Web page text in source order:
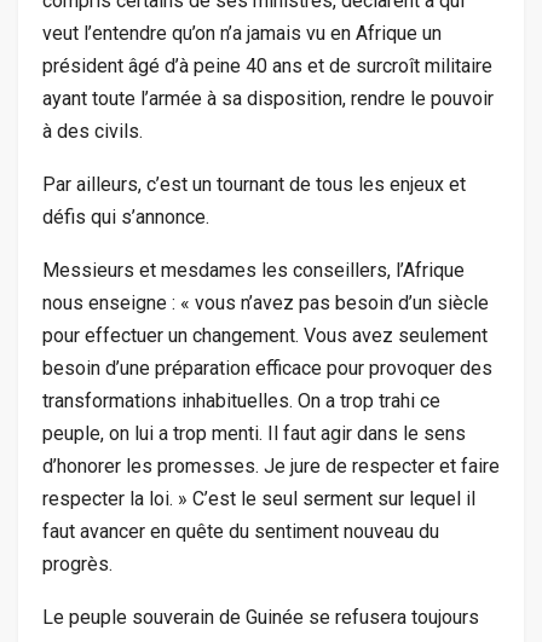
veut l’entendre qu’on n’a jamais vu en Afrique un
président âgé d’à peine 40 ans et de surcroît militaire
ayant toute l’armée à sa disposition, rendre le pouvoir
à des civils.
Par ailleurs, c’est un tournant de tous les enjeux et
défis qui s’annonce.
Messieurs et mesdames les conseillers, l’Afrique
nous enseigne : « vous n’avez pas besoin d’un siècle
pour effectuer un changement. Vous avez seulement
besoin d’une préparation efficace pour provoquer des
transformations inhabituelles. On a trop trahi ce
peuple, on lui a trop menti. Il faut agir dans le sens
d’honorer les promesses. Je jure de respecter et faire
respecter la loi. » C’est le seul serment sur lequel il
faut avancer en quête du sentiment nouveau du
progrès.
Le peuple souverain de Guinée se refusera toujours